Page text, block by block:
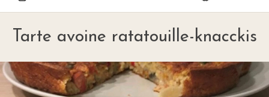
Tarte avoine ratatouille-knacckis